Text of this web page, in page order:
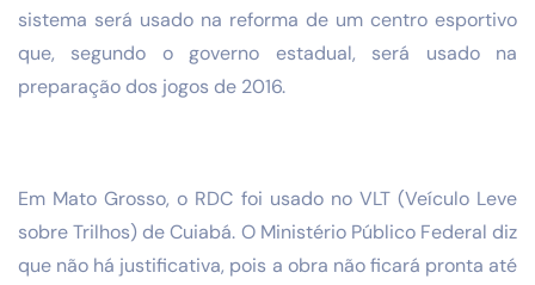
sistema será usado na reforma de um centro esportivo
que, segundo o governo estadual, será usado na
preparação dos jogos de 2016.
Em Mato Grosso, o RDC foi usado no VLT (Veículo Leve
sobre Trilhos) de Cuiabá. O Ministério Público Federal diz
que não há justificativa, pois a obra não ficará pronta até